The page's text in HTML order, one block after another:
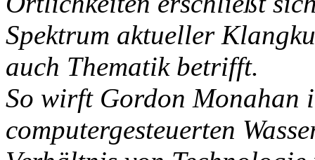
Spektrum aktueller
auch Thematik betrifft.
So wirft Gordon Monahan
computergesteuerten